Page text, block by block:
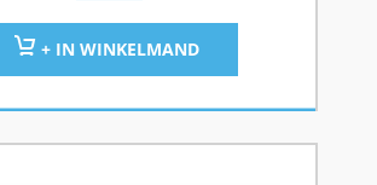
+ IN WINKELMAND